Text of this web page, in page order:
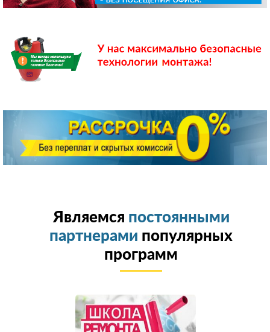
Являемся постоянными
партнерами популярных
программ